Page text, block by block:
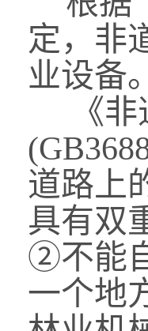
定，非
业设备
《非
道路上
具有双
②不能
一个地